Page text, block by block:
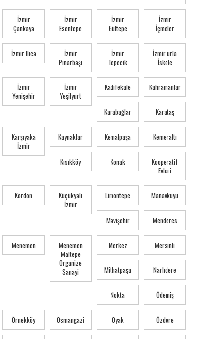
İzmir
Çankaya
İzmir
Esentepe
İzmir
Gültepe
İzmir
İçmeler
İzmir Ilıca
İzmir
Pınarbaşı
İzmir
Tepecik
İzmir urla
İskele
İzmir
Yenişehir
İzmir
Yeşilyurt
Kadifekale Kahramanlar
Karabağlar Karataş
Karşıyaka
İzmir
Kaynaklar Kemalpaşa Kemeraltı
Kısıkköy Konak
Kooperatif
Evleri
Kordon
Küçükyalı
İzmir
Limontepe Manavkuyu
Mavişehir Menderes
Menemen
Menemen
Maltepe
Organize
Sanayi
Merkez Mersinli
Mithatpaşa Narlıdere
Nokta Ödemiş
Örnekköy Osmangazi Oyak Özdere